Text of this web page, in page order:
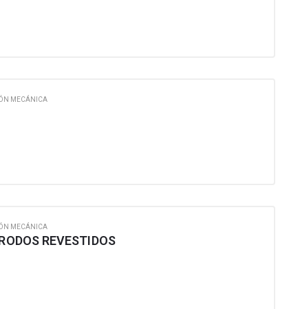
MECÁNICA
MECÁNICA
REVESTIDOS